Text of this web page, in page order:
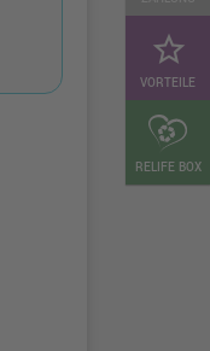
star_border
VORTEILE
RELIFE BOX